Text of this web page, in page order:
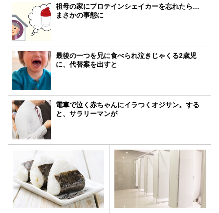
祖母の家にプロテインシェイカーを忘れたら…
まさかの事態に
最後の一つを兄に食べられ泣きじゃくる2歳児
に、代替案を出すと
電車で泣く赤ちゃんにイラつくオジサン。する
と、サラリーマンが